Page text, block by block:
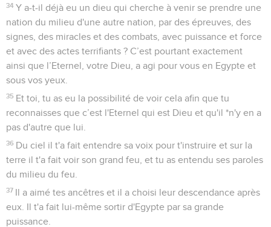
34 Y a-t-il déjà eu un dieu qui cherche à venir se prendre une
nation du milieu d'une autre nation, par des épreuves, des
signes, des miracles et des combats, avec puissance et force
et avec des actes terrifiants ? C’est pourtant exactement
ainsi que l’Eternel, votre Dieu, a agi pour vous en Egypte et
sous vos yeux.
35 Et toi, tu as eu la possibilité de voir cela afin que tu
reconnaisses que c’est l'Eternel qui est Dieu et qu'il *n'y en a
pas d'autre que lui.
36 Du ciel il t'a fait entendre sa voix pour t'instruire et sur la
terre il t'a fait voir son grand feu, et tu as entendu ses paroles
du milieu du feu.
37 Il a aimé tes ancêtres et il a choisi leur descendance après
eux. Il t'a fait lui-même sortir d'Egypte par sa grande
puissance.